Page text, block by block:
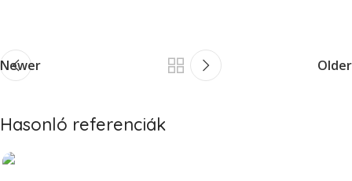
Newer Older
Hasonló referenciák